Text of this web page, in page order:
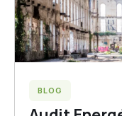
BLOG